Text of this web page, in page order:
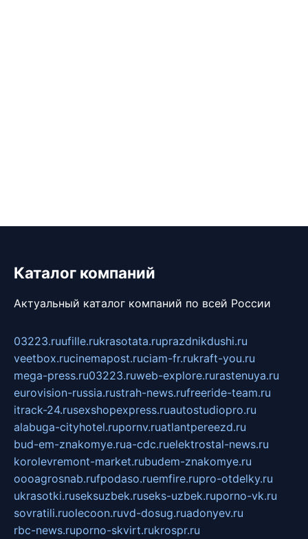
Каталог компаний
Актуальный каталог компаний по всей России
03223.ruufille.rukrasotata.ruprazdnikdushi.ru
veetbox.rucinemapost.ruciam-fr.rukraft-you.ru
mega-press.ru03223.ruweb-explore.rurastenuya.ru
eurovision-russia.rustrah-news.rufreeride-team.ru
itrack-24.rusexshopexpress.ruautostudiopro.ru
alabuga-cityhotel.rupornv.ruatlantpereezd.ru
bud-em-znakomye.rua-cdc.ruelektrostal-news.ru
korolevremont-market.rubudem-znakomye.ru
oooagrosnab.rufpodaso.ruemfire.rupro-otdelky.ru
ukrasotki.ruseksuzbek.ruseks-uzbek.ruporno-vk.ru
sovratili.ruolecoon.ruvd-dosug.ruadonyev.ru
rbc-news.ruporno-skvirt.rukrospr.ru